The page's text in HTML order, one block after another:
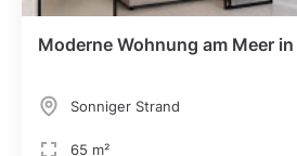
Moderne Wohnung am Meer in
Sonniger Strand
65 m²